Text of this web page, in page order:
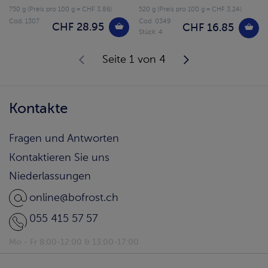
750 g (Preis pro 100 g = CHF 3.86)
CHF 28.95
Cod. 1307
520 g (Preis pro 100 g = CHF 3.24)
CHF 16.85
Cod. 0349
Stück: 4
Seite 1 von 4
Kontakte
Fragen und Antworten
Kontaktieren Sie uns
Niederlassungen
online@bofrost.ch
055 415 57 57